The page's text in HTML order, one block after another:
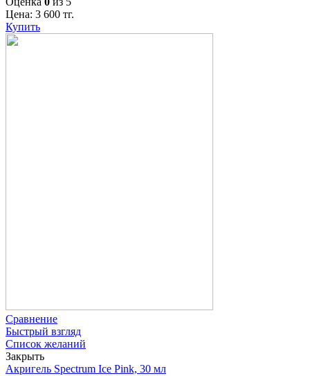
Цена: 3 600 тг.
Купить
Сравнение
Быстрый взгляд
Список желаний
Закрыть
Акригель Spectrum Ice Pink, 30 мл